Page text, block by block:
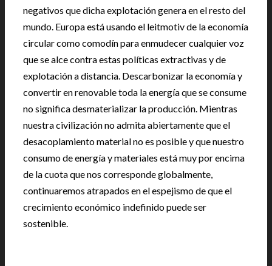
negativos que dicha explotación genera en el resto del
mundo. Europa está usando el leitmotiv de la economía
circular como comodín para enmudecer cualquier voz
que se alce contra estas políticas extractivas y de
explotación a distancia. Descarbonizar la economía y
convertir en renovable toda la energía que se consume
no significa desmaterializar la producción. Mientras
nuestra civilización no admita abiertamente que el
desacoplamiento material no es posible y que nuestro
consumo de energía y materiales está muy por encima
de la cuota que nos corresponde globalmente,
continuaremos atrapados en el espejismo de que el
crecimiento económico indefinido puede ser
sostenible.